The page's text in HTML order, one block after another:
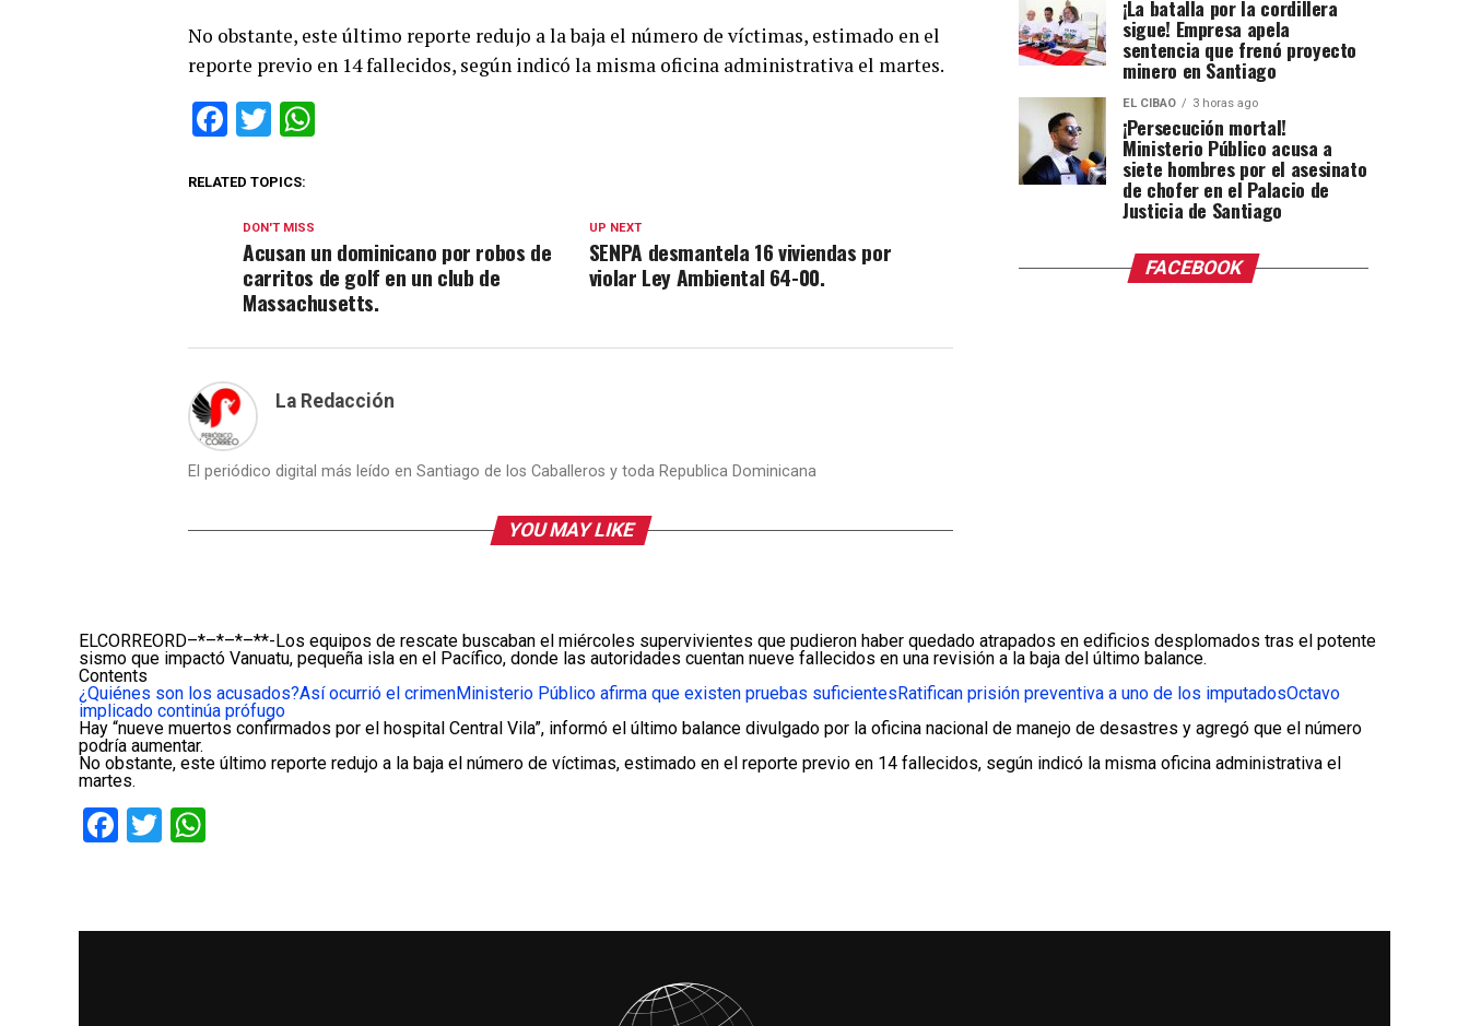
No obstante, este último reporte redujo a la baja el número de víctimas, estimado en el
reporte previo en 14 fallecidos, según indicó la misma oficina administrativa el martes.
Facebook
Twitter
RELATED TOPICS:
UP NEXT
SENPA desmantela 16 viviendas por
violar Ley Ambiental 64-00.
DON'T MISS
Acusan un dominicano por robos de
carritos de golf en un club de
Massachusetts.
La Redacción
El periódico digital más leído en Santiago de los Caballeros y toda Republica Dominicana
YOU MAY LIKE
¡La batalla por la cordillera
sigue! Empresa apela
sentencia que frenó proyecto
minero en Santiago
EL CIBAO 3 horas ago
¡Persecución mortal!
Ministerio Público acusa a
siete hombres por el asesinato
de chofer en el Palacio de
Justicia de Santiago
FACEBOOK
ELCORREORD–*–*–*–**-Los equipos de rescate buscaban el miércoles supervivientes que pudieron haber quedado atrapados en edificios desplomados tras el potente
sismo que impactó Vanuatu, pequeña isla en el Pacífico, donde las autoridades cuentan nueve fallecidos en una revisión a la baja del último balance.
Contents
¿Quiénes son los acusados?Así ocurrió el crimenMinisterio Público afirma que existen pruebas suficientesRatifican prisión preventiva a uno de los imputadosOctavo
implicado continúa prófugo
Hay “nueve muertos confirmados por el hospital Central Vila”, informó el último balance divulgado por la oficina nacional de manejo de desastres y agregó que el número
podría aumentar.
No obstante, este último reporte redujo a la baja el número de víctimas, estimado en el reporte previo en 14 fallecidos, según indicó la misma oficina administrativa el
martes.
Facebook
Twitter